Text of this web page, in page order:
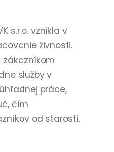
s.r.o. vznikla v
živnosti.
služby v
práce,
čím
od starostí.